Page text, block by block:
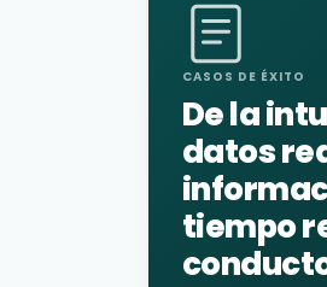
CASOS DE ÉXITO
De la
datos
tiempo